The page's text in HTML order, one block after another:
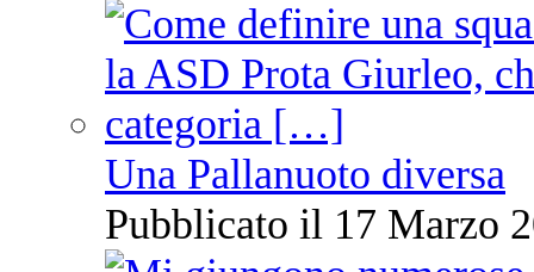
Una Pallanuoto diversa
Pubblicato il 17 Marzo